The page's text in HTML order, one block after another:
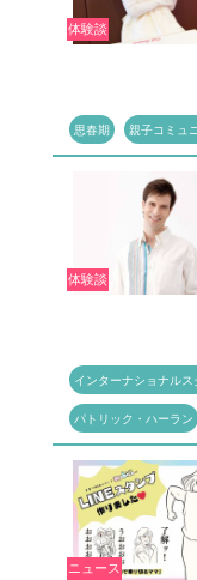
体験談
思春期 親子コミュ
体験談
インターナショナルス
パトリック・ハーラン
ニュース